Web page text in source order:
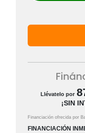
Llévatelo por
¡SIN
Financiación ofrecida por
FINANCIACIÓN